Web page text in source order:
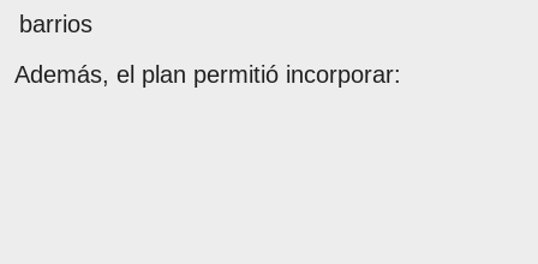
barrios
Además, el plan permitió incorporar: